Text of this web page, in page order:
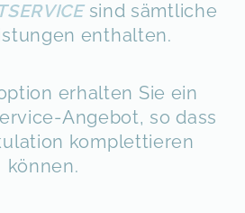
sind sämtliche
enthalten.
erhalten Sie ein
Angebot, so dass
komplettieren
können.